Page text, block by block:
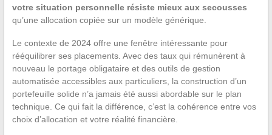
votre situation personnelle résiste mieux aux secousses
qu’une allocation copiée sur un modèle générique.
Le contexte de 2024 offre une fenêtre intéressante pour
rééquilibrer ses placements. Avec des taux qui rémunèrent à
nouveau le portage obligataire et des outils de gestion
automatisée accessibles aux particuliers, la construction d’un
portefeuille solide n’a jamais été aussi abordable sur le plan
technique. Ce qui fait la différence, c’est la cohérence entre vos
choix d’allocation et votre réalité financière.